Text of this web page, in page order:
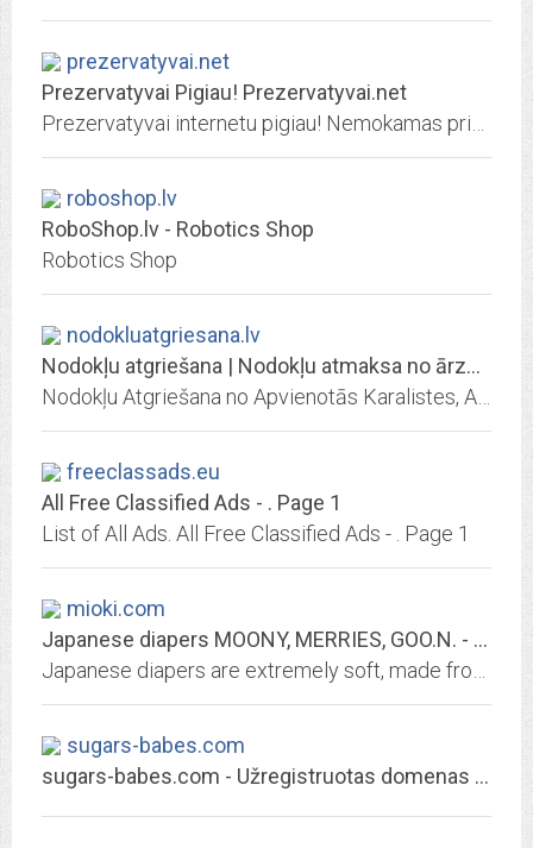
prezervatyvai.net
Prezervatyvai Pigiau! Prezervatyvai.net
roboshop.lv
RoboShop.lv - Robotics Shop
Robotics Shop
nodokluatgriesana.lv
Nodokļu atgriešana | Nodokļu atmaksa no ārzemēm
freeclassads.eu
All Free Classified Ads - . Page 1
List of All Ads. All Free Classified Ads - . Page 1
mioki.com
Japanese diapers MOONY, MERRIES, GOO.N. - Japanese diapers - MIOKI
sugars-babes.com
sugars-babes.com - Užregistruotas domenas - Interneto vizija